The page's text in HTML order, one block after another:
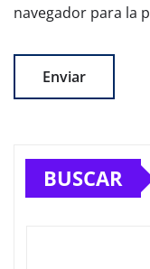
navegador para la
BUSCAR